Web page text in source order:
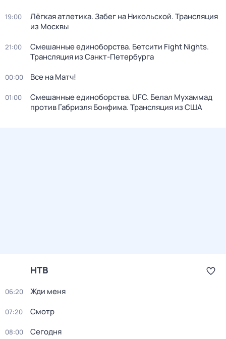
19:00
Лёгкая атлетика. Забег на Никольской. Трансляция
из Москвы
21:00
Смешанные единоборства. Бетсити Fight Nights.
Трансляция из Санкт-Петербурга
00:00 Все на Матч!
01:00
Смешанные единоборства. UFC. Белал Мухаммад
против Габриэля Бонфима. Трансляция из США
НТВ
06:20 Жди меня
07:20 Смотр
08:00 Сегодня